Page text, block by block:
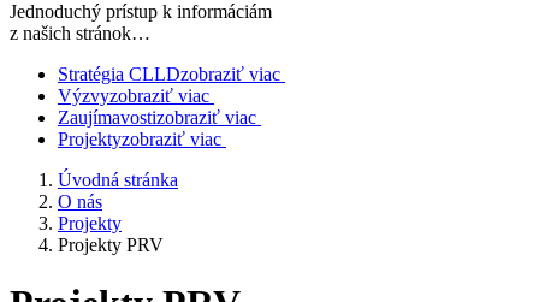
Jednoduchý prístup k informáciám
z našich stránok…
Stratégia CLLDzobraziť viac
Výzvyzobraziť viac
Zaujímavostizobraziť viac
Projektyzobraziť viac
Úvodná stránka
O nás
Projekty
Projekty PRV